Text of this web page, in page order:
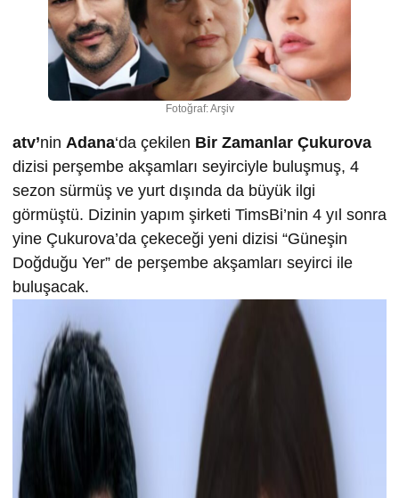
Fotoğraf: Arşiv
atv’nin Adana‘da çekilen Bir Zamanlar Çukurova
dizisi perşembe akşamları seyirciyle buluşmuş, 4
sezon sürmüş ve yurt dışında da büyük ilgi
görmüştü. Dizinin yapım şirketi TimsBi’nin 4 yıl sonra
yine Çukurova’da çekeceği yeni dizisi “Güneşin
Doğduğu Yer” de perşembe akşamları seyirci ile
buluşacak.